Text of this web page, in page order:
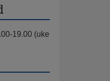
19.00 (uke